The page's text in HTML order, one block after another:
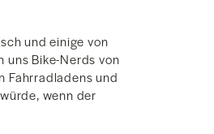
und einige von
uns Bike-Nerds von
Fahrradladens und
wenn der